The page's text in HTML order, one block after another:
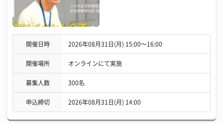
開催日時 2026年08月31日(月) 15:00〜16:00
開催場所 オンラインにて実施
募集人数 300名
申込締切 2026年08月31日(月) 14:00